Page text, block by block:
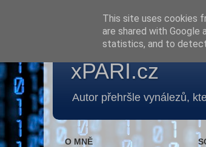
xPARI.cz
Autor přehršle vynálezů,
O MNĚ
This site uses cookies
are shared with
statistics, and to detect